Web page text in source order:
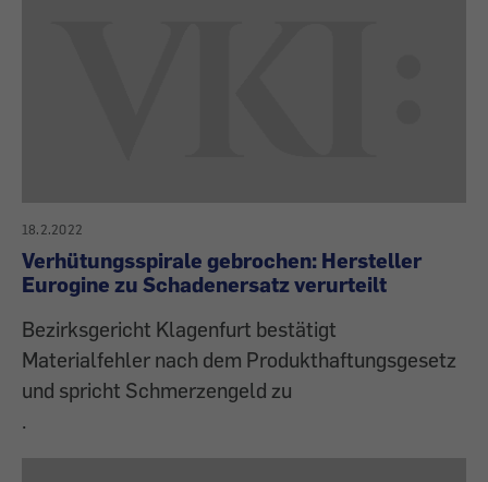
18.2.2022
Verhütungsspirale gebrochen: Hersteller
Eurogine zu Schadenersatz verurteilt
Bezirksgericht Klagenfurt bestätigt
Materialfehler nach dem Produkthaftungsgesetz
und spricht Schmerzengeld zu
.